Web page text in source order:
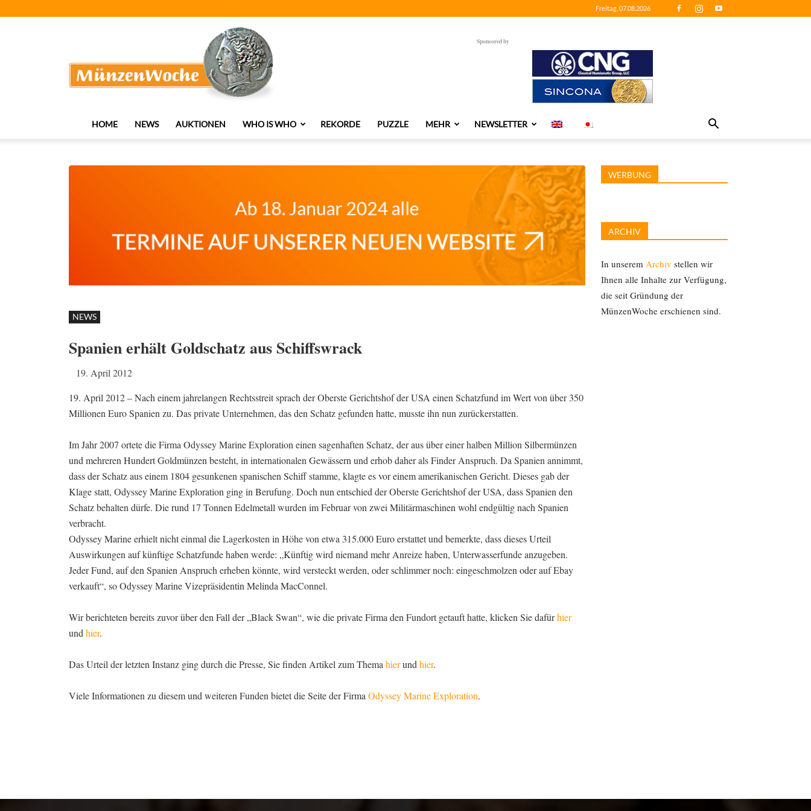
Freitag, 07.08.2026
Sponsored by
HOME NEWS AUKTIONEN WHO IS WHO REKORDE PUZZLE MEHR NEWSLETTER
NEWS
Spanien erhält Goldschatz aus Schiffswrack
19. April 2012
19. April 2012 – Nach einem jahrelangen Rechtsstreit sprach der Oberste Gerichtshof der USA einen Schatzfund im Wert von über 350
Millionen Euro Spanien zu. Das private Unternehmen, das den Schatz gefunden hatte, musste ihn nun zurückerstatten.
Im Jahr 2007 ortete die Firma Odyssey Marine Exploration einen sagenhaften Schatz, der aus über einer halben Million Silbermünzen
und mehreren Hundert Goldmünzen besteht, in internationalen Gewässern und erhob daher als Finder Anspruch. Da Spanien annimmt,
dass der Schatz aus einem 1804 gesunkenen spanischen Schiff stamme, klagte es vor einem amerikanischen Gericht. Dieses gab der
Klage statt, Odyssey Marine Exploration ging in Berufung. Doch nun entschied der Oberste Gerichtshof der USA, dass Spanien den
Schatz behalten dürfe. Die rund 17 Tonnen Edelmetall wurden im Februar von zwei Militärmaschinen wohl endgültig nach Spanien
verbracht.
Odyssey Marine erhielt nicht einmal die Lagerkosten in Höhe von etwa 315.000 Euro erstattet und bemerkte, dass dieses Urteil
Auswirkungen auf künftige Schatzfunde haben werde: „Künftig wird niemand mehr Anreize haben, Unterwasserfunde anzugeben.
Jeder Fund, auf den Spanien Anspruch erheben könnte, wird versteckt werden, oder schlimmer noch: eingeschmolzen oder auf Ebay
verkauft“, so Odyssey Marine Vizepräsidentin Melinda MacConnel.
Wir berichteten bereits zuvor über den Fall der „Black Swan“, wie die private Firma den Fundort getauft hatte, klicken Sie dafürhier
und hier.
Das Urteil der letzten Instanz ging durch die Presse, Sie finden Artikel zum Thema hierund hier.
Viele Informationen zu diesem und weiteren Funden bietet die Seite der Firma Odyssey Marine Exploration.
WERBUNG
ARCHIV
In unserem Archiv stellen wir
Ihnen alle Inhalte zur Verfügung,
die seit Gründung der
MünzenWoche erschienen sind.